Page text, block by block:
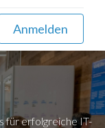
Anmelden
für erfolgreiche IT-